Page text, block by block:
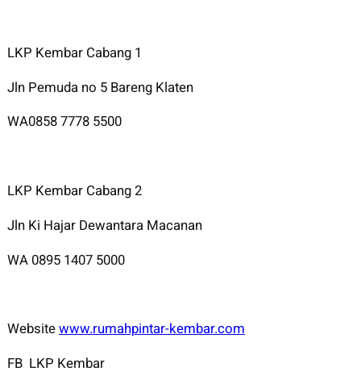
LKP Kembar Cabang 1
Jln Pemuda no 5 Bareng Klaten
WA0858 7778 5500
LKP Kembar Cabang 2
Jln Ki Hajar Dewantara Macanan
WA 0895 1407 5000
Websitewww.rumahpintar-kembar.com
FB LKP Kembar